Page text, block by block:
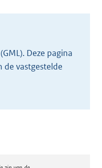
Deze pagina
de vastgestelde